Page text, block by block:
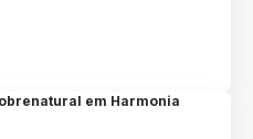
em Harmonia